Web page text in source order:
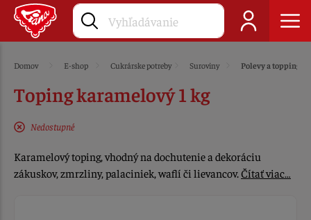
Domov E-shop Cukrárske potreby Suroviny Polevy a toppingy
Toping karamelový 1 kg
Nedostupné
Karamelový toping, vhodný na dochutenie a dekoráciu
zákuskov, zmrzliny, palaciniek, waflí či lievancov.Čítať viac…